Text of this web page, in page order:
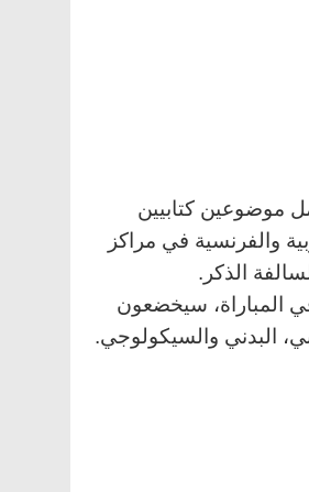
موضوعين كتابيين
والفرنسية في مراكز
الذكر.
المباراة، سيخضعون
البدني والسيكولوجي.